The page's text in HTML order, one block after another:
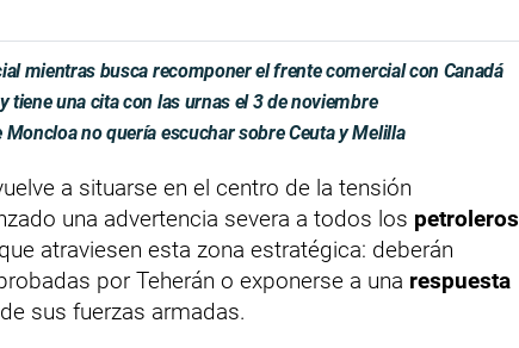
mientras busca recomponer el frente comercial con Canadá
tiene una cita con las urnas el 3 de noviembre
Moncloa no quería escuchar sobre Ceuta y Melilla
a situarse en el centro de la tensión
una advertencia severa a todos los petroleros
que atraviesen esta zona estratégica: deberán
por Teherán o exponerse a una respuesta
sus fuerzas armadas.